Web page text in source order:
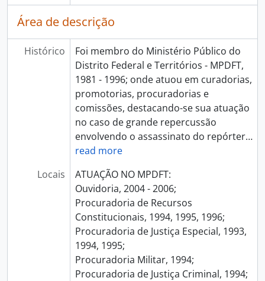
Área de descrição
Histórico
Foi membro do Ministério Público do
Distrito Federal e Territórios - MPDFT,
1981 - 1996; onde atuou em curadorias,
promotorias, procuradorias e
comissões, destacando-se sua atuação
no caso de grande repercussão
envolvendo o assassinato do repórter…
read more
Locais
ATUAÇÃO NO MPDFT:
Ouvidoria, 2004 - 2006;
Procuradoria de Recursos
Constitucionais, 1994, 1995, 1996;
Procuradoria de Justiça Especial, 1993,
1994, 1995;
Procuradoria Militar, 1994;
Procuradoria de Justiça Criminal, 1994;